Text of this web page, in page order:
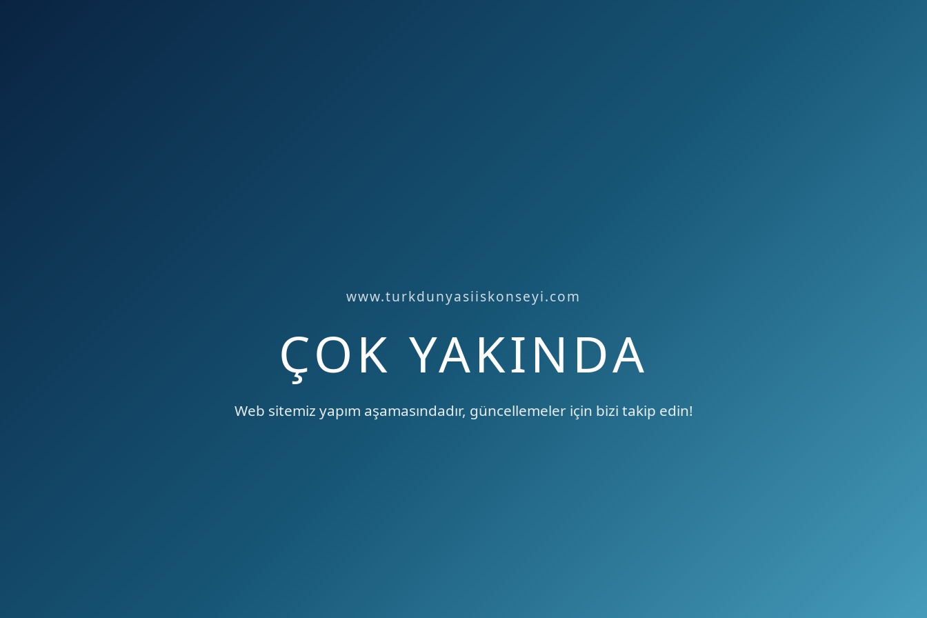
www.turkdunyasiiskonseyi.com
ÇOK YAKINDA
Web sitemiz yapım aşamasındadır, güncellemeler için bizi takip edin!